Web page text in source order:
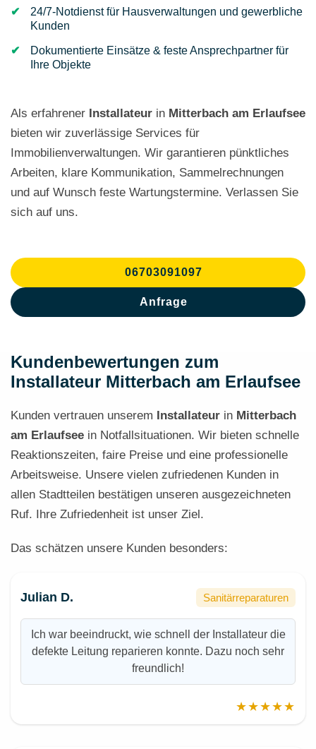
24/7-Notdienst für Hausverwaltungen und gewerbliche
Kunden
Dokumentierte Einsätze & feste Ansprechpartner für
Ihre Objekte
Als erfahrener Installateur in Mitterbach am Erlaufsee
bieten wir zuverlässige Services für
Immobilienverwaltungen. Wir garantieren pünktliches
Arbeiten, klare Kommunikation, Sammelrechnungen
und auf Wunsch feste Wartungstermine. Verlassen Sie
sich auf uns.
06703091097
Anfrage
Kundenbewertungen zum
Installateur Mitterbach am Erlaufsee
Kunden vertrauen unserem Installateur in Mitterbach
am Erlaufsee in Notfallsituationen. Wir bieten schnelle
Reaktionszeiten, faire Preise und eine professionelle
Arbeitsweise. Unsere vielen zufriedenen Kunden in
allen Stadtteilen bestätigen unseren ausgezeichneten
Ruf. Ihre Zufriedenheit ist unser Ziel.
Das schätzen unsere Kunden besonders:
Julian D. Sanitärreparaturen
Ich war beeindruckt, wie schnell der Installateur die
defekte Leitung reparieren konnte. Dazu noch sehr
freundlich!
★★★★★